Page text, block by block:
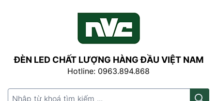
ĐÈN LED CHẤT LƯỢNG HÀNG ĐẦU VIỆT NAM
Hotline: 0963.894.868
Search for: